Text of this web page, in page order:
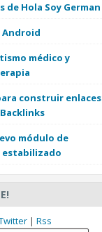
de Hola Soy German
Android
médico y
construir enlaces
módulo de
estabilizado
| Rss